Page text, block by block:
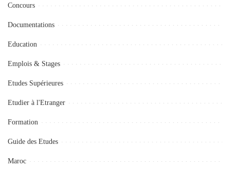
Concours
Documentations
Education
Emplois & Stages
Etudes Supérieures
Etudier à l'Etranger
Formation
Guide des Etudes
Maroc